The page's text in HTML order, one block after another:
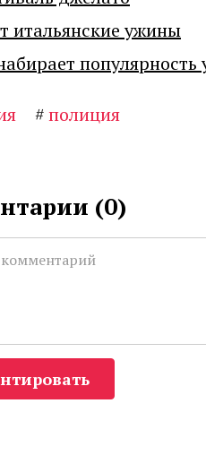
итальянские ужины
популярность
#полиция
(0)